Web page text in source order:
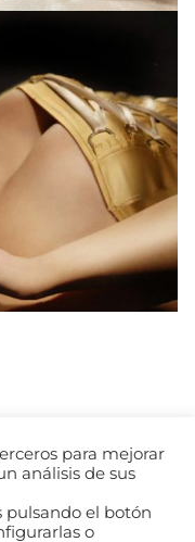
para mejorar
análisis de sus
pulsando el botón
o